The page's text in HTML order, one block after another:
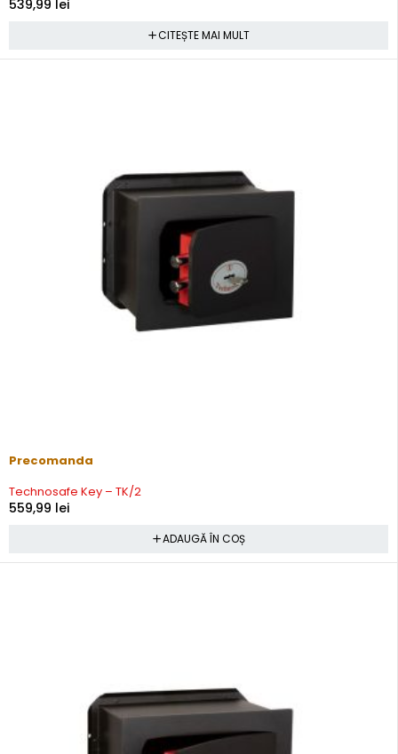
539,99 lei
CITEȘTE MAI MULT
Precomanda
Technosafe Key – TK/2
559,99 lei
ADAUGĂ ÎN COȘ